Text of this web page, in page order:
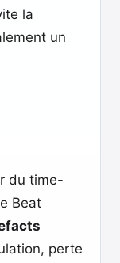
la
un
du time-
Beat
perte